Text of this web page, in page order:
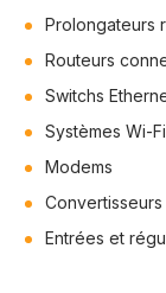
Prolongateurs
Routeurs
Switchs
Systèmes Wi-
Modems
Entrées et